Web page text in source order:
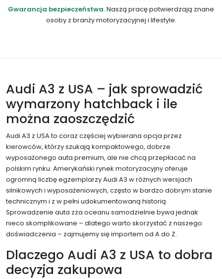
Gwarancja bezpieczeństwa.Naszą pracę potwierdzają znane
osoby z branży motoryzacyjnej i lifestyle.
Audi A3 z USA – jak sprowadzić
wymarzony hatchback i ile
można zaoszczędzić
Audi A3 z USA to coraz częściej wybierana opcja przez
kierowców, którzy szukają kompaktowego, dobrze
wyposażonego auta premium, ale nie chcą przepłacać na
polskim rynku. Amerykański rynek motoryzacyjny oferuje
ogromną liczbę egzemplarzy Audi A3 w różnych wersjach
silnikowych i wyposażeniowych, często w bardzo dobrym stanie
technicznym i z w pełni udokumentowaną historią.
Sprowadzenie auta zza oceanu samodzielnie bywa jednak
nieco skomplikowane – dlatego warto skorzystać z naszego
doświadczenia – zajmujemy się importem od A do Z.
Dlaczego Audi A3 z USA to dobra
decyzja zakupowa